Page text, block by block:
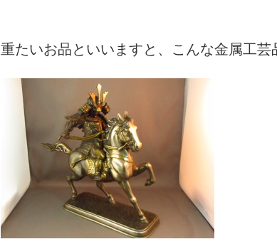
重たいお品といいますと、こんな金属工芸